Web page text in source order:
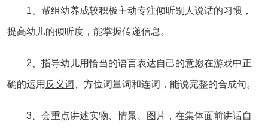
1、帮组幼养成较积极主动专注倾听别人说话的习惯，
提高幼儿的倾听度，能掌握传递信息。
2、指导幼儿用恰当的语言表达自己的意愿在游戏中正
确的运用 反义词 、方位词量词和连词，能说完整的合成句。
3、会重点讲述实物、情景、图片，在集体面前讲话自